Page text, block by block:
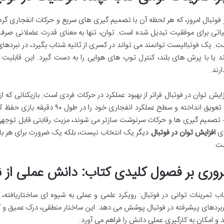
فوتبال امروز، که هر لحظه آن با تصمیم گیری های سریع و حرکات انفجاری
برای موفقیت تبدیل شده است. توان، تنها به معنای قدرت عضلانی
یک فوتبالیست توانمند می تواند در کسری از ثانیه شتاب بگیرد، در
یا با پرش های بلند، کنترل توپ های هوایی را به دست گیرد. این
توان در فوتبال فراتر از بهبود عملکرد در حرکات فردی است. بازیکنانی که
به تعویق انداخته و سطح عملکرد
تصمیم گیری ها و حرکات سرنوشت سازتر می شوند، مزیت رقابتی قابل
افزایش توان در فوتبال دیگر یک انتخاب نیست، بلکه یک ضرورت برای هر
بر فصول کلیدی کتاب: دانش عملی
تمرینات توانی در فوتبال: رویکرد علمی و عملی به شیوه ای
پیشرفته در فوتبال پوشش می دهد. این ساختار منطقی، درک عمیق و
و امکان به کارگیری عملی دانش را فراهم می آورد.